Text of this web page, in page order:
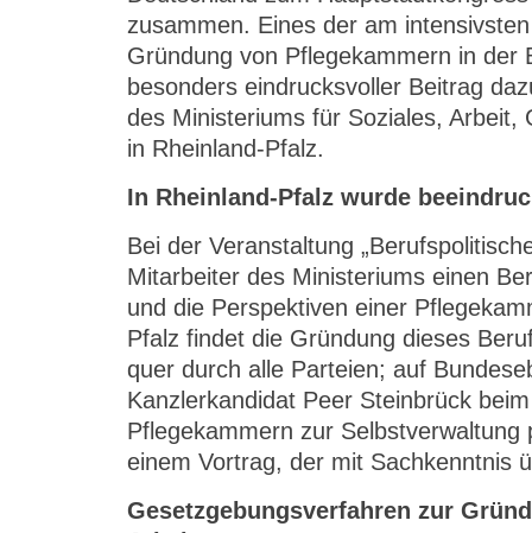
zusammen. Eines der am
Gründung von Pflegekammern in der
besonders eindrucksvoller Beitrag
des Ministeriums für Soziales, Arbeit,
in Rheinland-Pfalz.
In Rheinland-Pfalz wurde
Bei der Veranstaltung
Mitarbeiter des Ministeriums einen
und die Perspektiven einer
Pfalz findet die Gründung dieses
quer durch alle Parteien; auf
Kanzlerkandidat Peer Steinbrück
Pflegekammern zur
einem Vortrag, der mit Sachkenntnis
Gesetzgebungsverfahren zur